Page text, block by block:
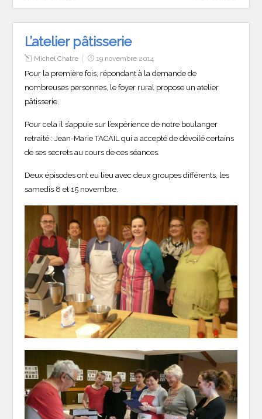
L’atelier pâtisserie
Michel Chatre 19 novembre 2014
Pour la première fois, répondant à la demande de
nombreuses personnes, le foyer rural propose un atelier
pâtisserie.
Pour cela il s’appuie sur l’expérience de notre boulanger
retraité : Jean-Marie TACAIL qui a accepté de dévoilé certains
de ses secrets au cours de ces séances.
Deux épisodes ont eu lieu avec deux groupes différents, les
samedis 8 et 15 novembre.